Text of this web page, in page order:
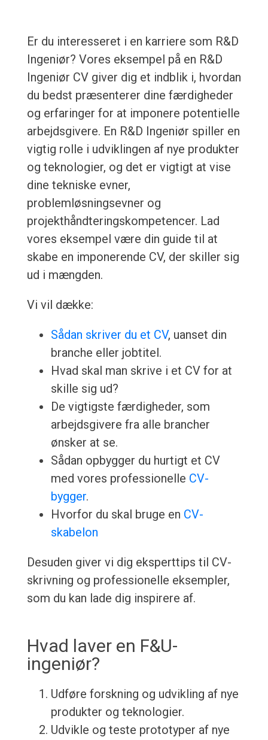
Er du interesseret i en karriere som R&D
Ingeniør? Vores eksempel på en R&D
Ingeniør CV giver dig et indblik i, hvordan
du bedst præsenterer dine færdigheder
og erfaringer for at imponere potentielle
arbejdsgivere. En R&D Ingeniør spiller en
vigtig rolle i udviklingen af nye produkter
og teknologier, og det er vigtigt at vise
dine tekniske evner,
problemløsningsevner og
projekthåndteringskompetencer. Lad
vores eksempel være din guide til at
skabe en imponerende CV, der skiller sig
ud i mængden.
Vi vil dække:
Sådan skriver du et CV, uanset din
branche eller jobtitel.
Hvad skal man skrive i et CV for at
skille sig ud?
De vigtigste færdigheder, som
arbejdsgivere fra alle brancher
ønsker at se.
Sådan opbygger du hurtigt et CV
med vores professionelle CV-
bygger.
Hvorfor du skal bruge en CV-
skabelon
Desuden giver vi dig eksperttips til CV-
skrivning og professionelle eksempler,
som du kan lade dig inspirere af.
Hvad laver en F&U-
ingeniør?
Udføre forskning og udvikling af nye
produkter og teknologier.
Udvikle og teste prototyper af nye